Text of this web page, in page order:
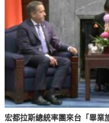
宏都拉斯總統率團來台「畢業